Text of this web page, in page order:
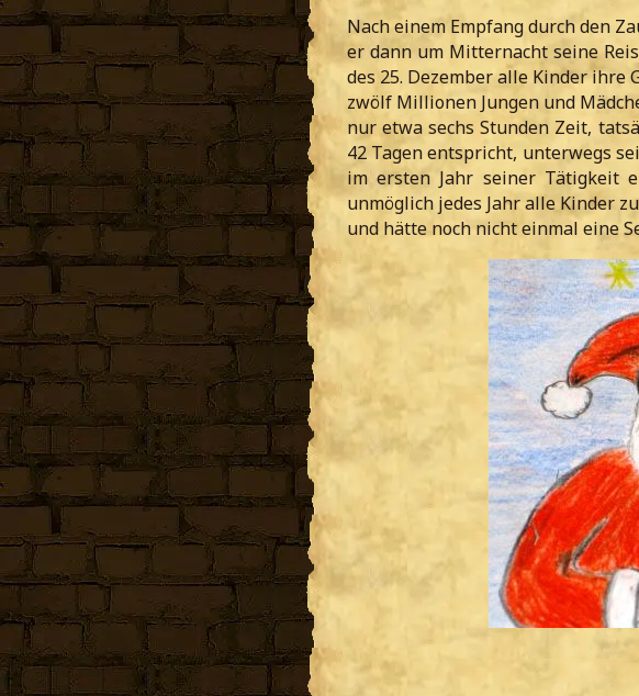
Nach einem Empfang durch den
er dann um Mitternacht seine
des 25. Dezember alle Kinder ihre
zwölf Millionen Jungen und
nur etwa sechs Stunden Zeit,
42 Tagen entspricht, unterwegs
im ersten Jahr seiner Tätigkeit
unmöglich jedes Jahr alle Kinder
und hätte noch nicht einmal eine